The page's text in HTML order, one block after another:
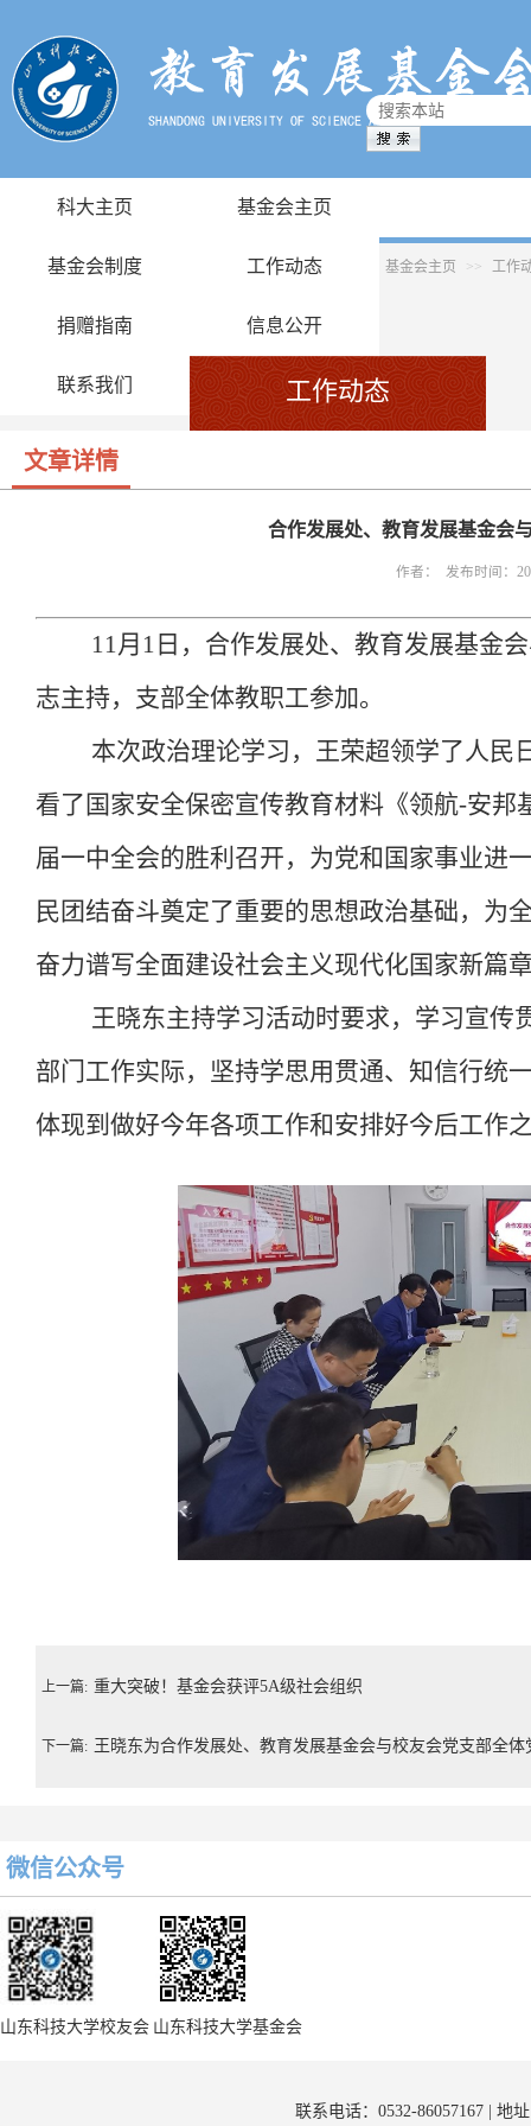
科大主页 基金会主页
基金会制度 工作动态
捐赠指南 信息公开
联系我们
基金会主页 >> 工作
工作动态
文章详情
合作发展处、教育发展基金会
作者： 发布时间：
11月1日，合作发展处、教育发展基金
志主持，支部全体教职工参加。
本次政治理论学习，王荣超领学了人民
看了国家安全保密宣传教育材料《领航-安
届一中全会的胜利召开，为党和国家事业进
民团结奋斗奠定了重要的思想政治基础，为
奋力谱写全面建设社会主义现代化国家新篇
王晓东主持学习活动时要求，学习宣传
部门工作实际，坚持学思用贯通、知信行统
体现到做好今年各项工作和安排好今后工作
上一篇: 重大突破！基金会获评5A级社会组织
下一篇: 王晓东为合作发展处、教育发展基金会与校友会党支部全体
微信公众号
山东科技大学校友会 山东科技大学基金会
联系电话：0532-86057167 | 地